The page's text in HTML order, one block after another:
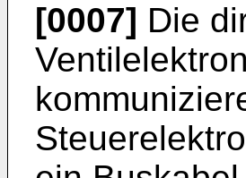
[0007] Die